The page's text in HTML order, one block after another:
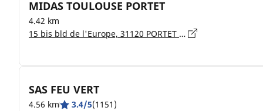
MIDAS TOULOUSE PORTET
4.42 km
15 bis bld de l'Europe, 31120 PORTET SUR GARONNE
SAS FEU VERT
4.56 km 3.4/5(1151)